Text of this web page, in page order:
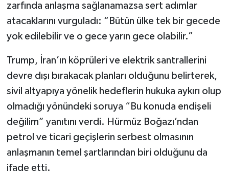
zarfında anlaşma sağlanamazsa sert adımlar
atacaklarını vurguladı: “Bütün ülke tek bir gecede
yok edilebilir ve o gece yarın gece olabilir.”
Trump, İran’ın köprüleri ve elektrik santrallerini
devre dışı bırakacak planları olduğunu belirterek,
sivil altyapıya yönelik hedeflerin hukuka aykırı olup
olmadığı yönündeki soruya “Bu konuda endişeli
değilim” yanıtını verdi. Hürmüz Boğazı’ndan
petrol ve ticari geçişlerin serbest olmasının
anlaşmanın temel şartlarından biri olduğunu da
ifade etti.